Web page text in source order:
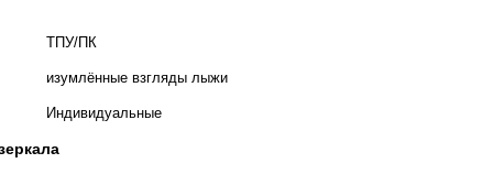
ТПУ/ПК
изумлённые взгляды лыжи
Индивидуальные